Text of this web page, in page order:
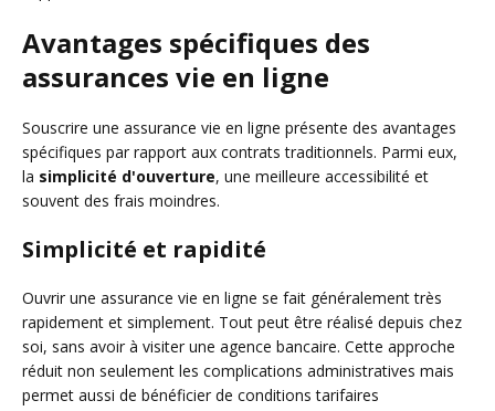
Avantages spécifiques des
assurances vie en ligne
Souscrire une assurance vie en ligne présente des avantages
spécifiques par rapport aux contrats traditionnels. Parmi eux,
la simplicité d'ouverture, une meilleure accessibilité et
souvent des frais moindres.
Simplicité et rapidité
Ouvrir une assurance vie en ligne se fait généralement très
rapidement et simplement. Tout peut être réalisé depuis chez
soi, sans avoir à visiter une agence bancaire. Cette approche
réduit non seulement les complications administratives mais
permet aussi de bénéficier de conditions tarifaires